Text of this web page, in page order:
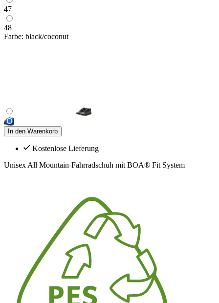
47
48
Farbe: black/coconut
In den Warenkorb
Kostenlose Lieferung
Unisex All Mountain-Fahrradschuh mit BOA® Fit System